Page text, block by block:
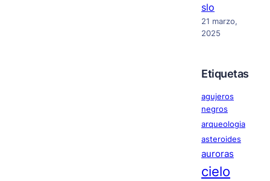
slo
21 marzo,
2025
Etiquetas
agujeros
negros
arqueologia
asteroides
auroras
cielo